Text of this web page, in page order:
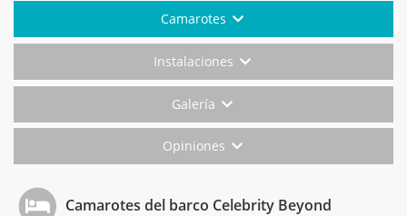
Camarotes
Instalaciones
Galería
Opiniones
Camarotes del barco Celebrity Beyond